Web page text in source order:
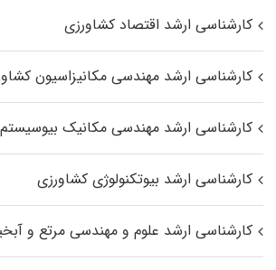
کارشناسی ارشد اقتصاد کشاورزی
کارشناسی ارشد مهندسی مکانیزاسیون
کارشناسی ارشد مهندسی مکانیک بیوسیستم
کارشناسی ارشد بیوتکنولوژی کشاورزی
کارشناسی ارشد علوم و مهندسی مرتع و